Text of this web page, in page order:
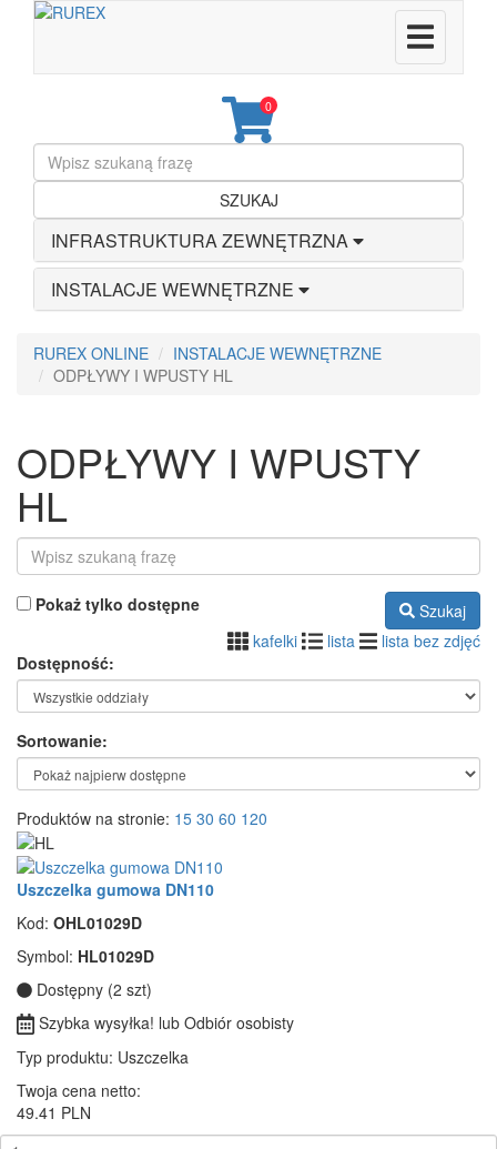
0
SZUKAJ
INFRASTRUKTURA ZEWNĘTRZNA
INSTALACJE WEWNĘTRZNE
RUREX ONLINE
INSTALACJE WEWNĘTRZNE
ODPŁYWY I WPUSTY HL
ODPŁYWY I WPUSTY
HL
Pokaż tylko dostępne
Szukaj
kafelki
lista
lista bez zdjęć
Dostępność:
Sortowanie:
Produktów na stronie: 15 30 60 120
Uszczelka gumowa DN110
Kod: OHL01029D
Symbol: HL01029D
Dostępny (2 szt)
Szybka wysyłka! lub Odbiór osobisty
Typ produktu: Uszczelka
Twoja cena netto:
49.41 PLN